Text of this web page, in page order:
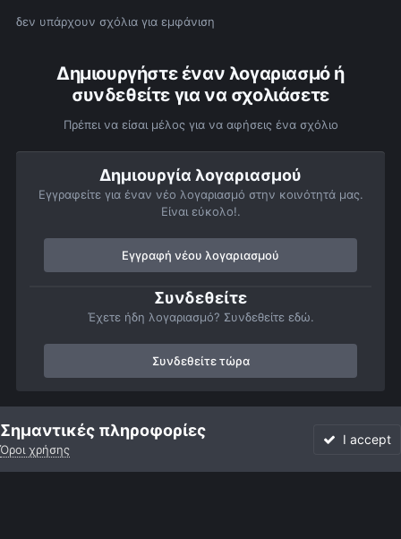
δεν υπάρχουν σχόλια για εμφάνιση
Δημιουργήστε έναν λογαριασμό ή
συνδεθείτε για να σχολιάσετε
Πρέπει να είσαι μέλος για να αφήσεις ένα σχόλιο
Δημιουργία λογαριασμού
Εγγραφείτε για έναν νέο λογαριασμό στην κοινότητά μας.
Είναι εύκολο!.
Εγγραφή νέου λογαριασμού
Συνδεθείτε
Έχετε ήδη λογαριασμό? Συνδεθείτε εδώ.
Συνδεθείτε τώρα
Αρχή Αστροφωτογραφίες Βαθύς Ουρανός
Σημαντικές πληροφορίες
Όροι χρήσης
I accept
Forum